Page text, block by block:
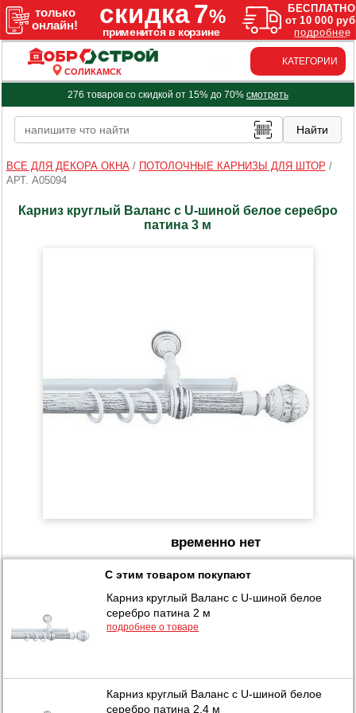
СОЛИКАМСК
КАТЕГОРИИ
276 товаров со скидкой от 15% до 70% смотреть
ВСЕ ДЛЯ ДЕКОРА ОКНА/ ПОТОЛОЧНЫЕ КАРНИЗЫ ДЛЯ ШТОР /
АРТ. A05094
Карниз круглый Валанс с U-шиной белое серебро
патина 3 м
временно нет
С этим товаром покупают
Карниз круглый Валанс с U-шиной белое
серебро патина 2 м
подробнее о товаре
Карниз круглый Валанс с U-шиной белое
серебро патина 2,4 м